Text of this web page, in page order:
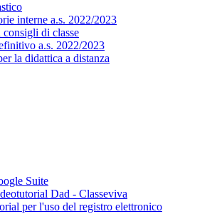
interne a.s. 2022/2023
di classe
a.s. 2022/2023
la didattica a distanza
Suite
Dad - Classeviva
per l'uso del registro elettronico